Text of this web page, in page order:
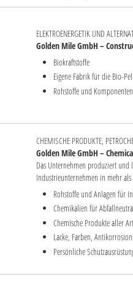
ELEKTROENERGETIK UND
Golden Mile GmbH –
Biokraftstoffe
Eigene Fabrik für die Bio-
Rohstoffe und
CHEMISCHE PRODUKTE,
Golden Mile GmbH –
Das Unternehmen produziert
Industrieunternehmen in mehr
Rohstoffe und Anlagen für
Chemikalien für
Chemische Produkte aller Art
Lacke, Farben,
Persönliche